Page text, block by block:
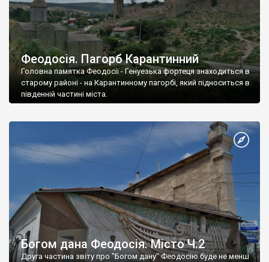
Феодосія. Пагорб Карантинний
Головна памятка Феодосії - Генуезька фортеця знаходиться в
старому районі - на Карантинному пагорбі, який підноситься в
південній частині міста.
Богом дана Феодосія. Місто Ч.2
Друга частина звіту про "Богом дану" Феодосію буде не менш